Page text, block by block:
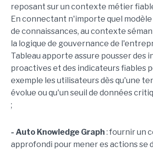
reposant sur un contexte métier
En connectant n'importe quel modèle
de connaissances, au contexte
la logique de gouvernance de
Tableau apporte assure pousser des
proactives et des indicateurs fiables
exemple les utilisateurs dès qu'une
évolue ou qu'un seuil de données
;
- Auto Knowledge Graph : fournir un
approfondi pour mener es actions se